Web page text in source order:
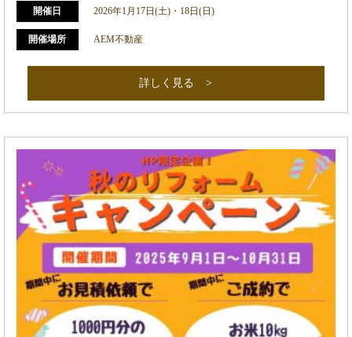
開催日 2026年1月17日(土)・18日(日)
開催場所 AEM不動産
詳しく見る